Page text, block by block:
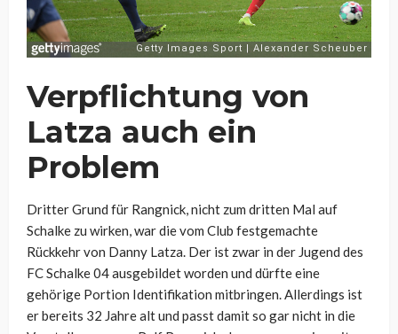
Verpflichtung von
Latza auch ein
Problem
Dritter Grund für Rangnick, nicht zum dritten Mal auf
Schalke zu wirken, war die vom Club festgemachte
Rückkehr von Danny Latza. Der ist zwar in der Jugend des
FC Schalke 04 ausgebildet worden und dürfte eine
gehörige Portion Identifikation mitbringen. Allerdings ist
er bereits 32 Jahre alt und passt damit so gar nicht in die